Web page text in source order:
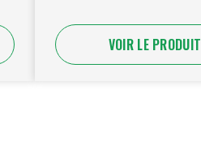
VOIR LE PRODUIT